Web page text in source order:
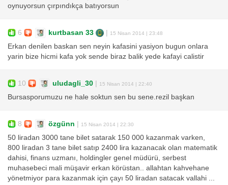
oynuyorsun çırpındıkça batıyorsun
6 kurtbasan 33 | 15 Nisan 2014 | 23:48
Erkan denilen baskan sen neyin kafasini yasiyon bugun onlara
yarin bize hicmi kafa yok sende biraz balik yede kafayi calistir
10 uludagli_30 | 15 Nisan 2014 | 22:40
Bursasporumuzu ne hale soktun sen bu sene.rezil başkan
8 özgünn | 15 Nisan 2014 | 22:30
50 liradan 3000 tane bilet satarak 150 000 kazanmak varken,
800 liradan 3 tane bilet satıp 2400 lira kazanacak olan matematik
dahisi, finans uzmanı, holdingler genel müdürü, serbest
muhasebeci mali müşavir erkan körüstan.. allahtan kahvehane
yönetmiyor para kazanmak için çayı 50 liradan satacak vallahi ...